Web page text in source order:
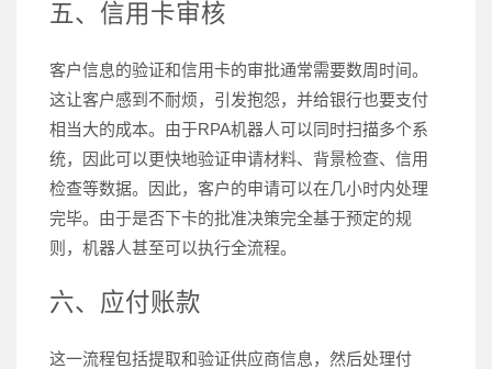
五、信用卡审核
客户信息的验证和信用卡的审批通常需要数周时间。
这让客户感到不耐烦，引发抱怨，并给银行也要支付
相当大的成本。由于RPA机器人可以同时扫描多个系
统，因此可以更快地验证申请材料、背景检查、信用
检查等数据。因此，客户的申请可以在几小时内处理
完毕。由于是否下卡的批准决策完全基于预定的规
则，机器人甚至可以执行全流程。
六、应付账款
这一流程包括提取和验证供应商信息，然后处理付